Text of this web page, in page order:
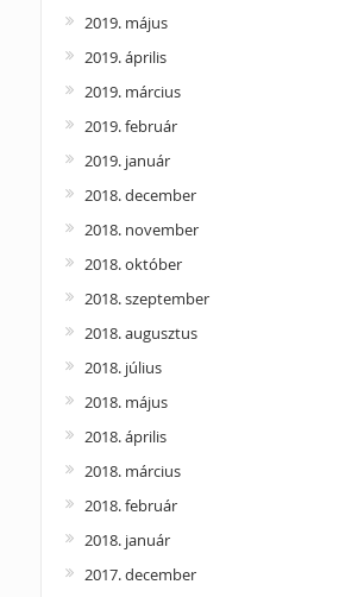
2019. május
2019. április
2019. március
2019. február
2019. január
2018. december
2018. november
2018. október
2018. szeptember
2018. augusztus
2018. július
2018. május
2018. április
2018. március
2018. február
2018. január
2017. december